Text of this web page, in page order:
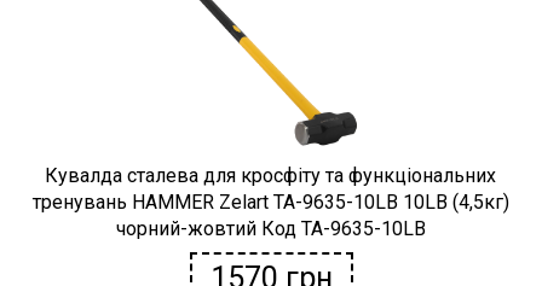
Кувалда сталева для кросфіту та функціональних
тренувань HAMMER Zelart TA-9635-10LB 10LB (4,5кг)
чорний-жовтий Код TA-9635-10LB
1570 грн